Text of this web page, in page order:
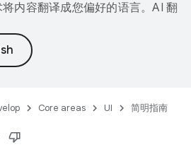
内容翻译成您偏好的语言。AI 翻
Core areas UI 简明指南